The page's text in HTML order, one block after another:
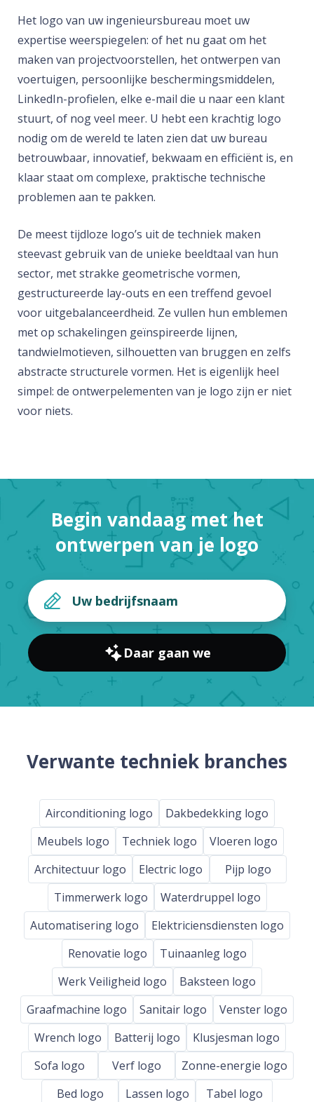
Het logo van uw ingenieursbureau moet uw
expertise weerspiegelen: of het nu gaat om het
maken van projectvoorstellen, het ontwerpen van
voertuigen, persoonlijke beschermingsmiddelen,
LinkedIn-profielen, elke e-mail die u naar een klant
stuurt, of nog veel meer. U hebt een krachtig logo
nodig om de wereld te laten zien dat uw bureau
betrouwbaar, innovatief, bekwaam en efficiënt is, en
klaar staat om complexe, praktische technische
problemen aan te pakken.
De meest tijdloze logo’s uit de techniek maken
steevast gebruik van de unieke beeldtaal van hun
sector, met strakke geometrische vormen,
gestructureerde lay-outs en een treffend gevoel
voor uitgebalanceerdheid. Ze vullen hun emblemen
met op schakelingen geïnspireerde lijnen,
tandwielmotieven, silhouetten van bruggen en zelfs
abstracte structurele vormen. Het is eigenlijk heel
simpel: de ontwerpelementen van je logo zijn er niet
voor niets.
Begin vandaag met het
ontwerpen van je logo
Daar gaan we
Verwante techniek branches
Airconditioning logo
Dakbedekking logo
Meubels logo
Techniek logo
Vloeren logo
Architectuur logo
Electric logo
Pijp logo
Timmerwerk logo
Waterdruppel logo
Automatisering logo
Elektriciensdiensten logo
Renovatie logo
Tuinaanleg logo
Werk Veiligheid logo
Baksteen logo
Graafmachine logo
Sanitair logo
Venster logo
Wrench logo
Batterij logo
Klusjesman logo
Sofa logo
Verf logo
Zonne-energie logo
Bed logo
Lassen logo
Tabel logo